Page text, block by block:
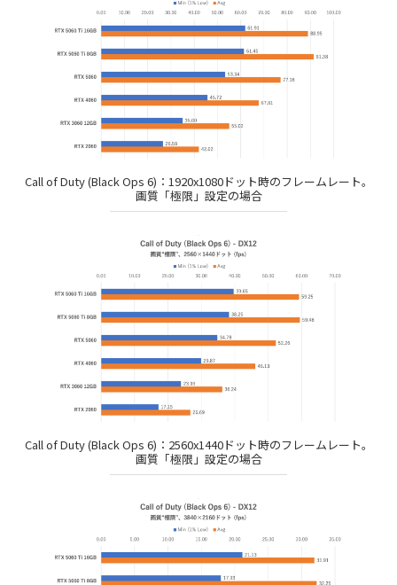
Call of Duty (Black Ops 6)：1920x1080ドット時のフレームレート。
画質「極限」設定の場合
Call of Duty (Black Ops 6)：2560x1440ドット時のフレームレート。
画質「極限」設定の場合